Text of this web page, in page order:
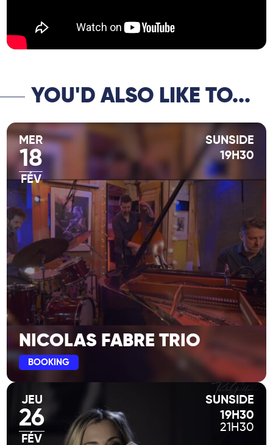
YOU'D ALSO LIKE TO...
MER
18
FÉV
SUNSIDE
19H30
NICOLAS FABRE TRIO
BOOKING
JEU
26
FÉV
SUNSIDE
19H30
21H30